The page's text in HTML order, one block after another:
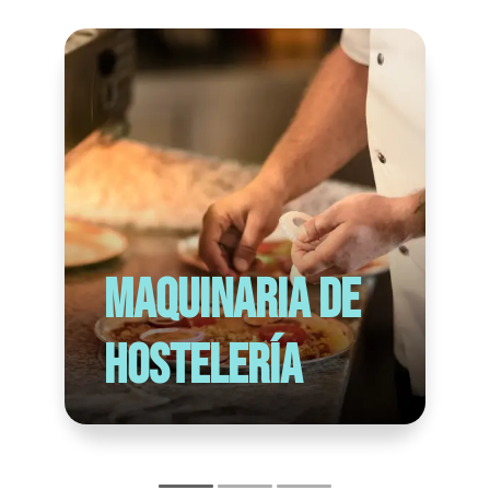
Paquete de entrega
Arcón congelador RCFZ-155
2 llaves
Manual de instrucciones
Maquinaria de
hostelería